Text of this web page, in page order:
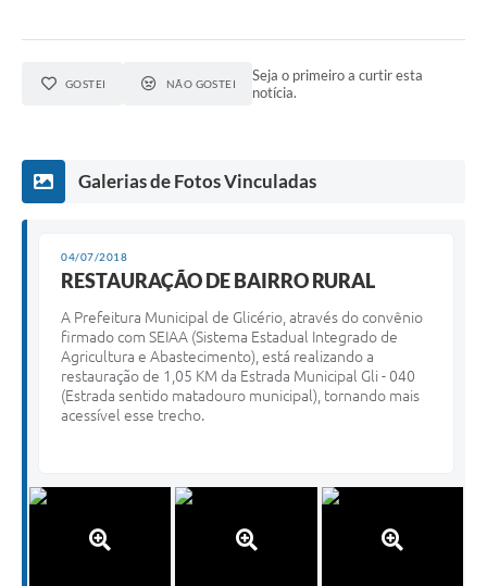
GOSTEI NÃO GOSTEI
Seja o primeiro a curtir esta
notícia.
Galerias de Fotos Vinculadas
04/07/2018
RESTAURAÇÃO DE BAIRRO RURAL
A Prefeitura Municipal de Glicério, através do convênio
firmado com SEIAA (Sistema Estadual Integrado de
Agricultura e Abastecimento), está realizando a
restauração de 1,05 KM da Estrada Municipal Gli - 040
(Estrada sentido matadouro municipal), tornando mais
acessível esse trecho.